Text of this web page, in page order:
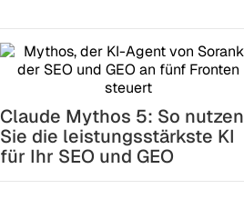
Claude Mythos 5: So nutzen
Sie die leistungsstärkste KI
für Ihr SEO und GEO